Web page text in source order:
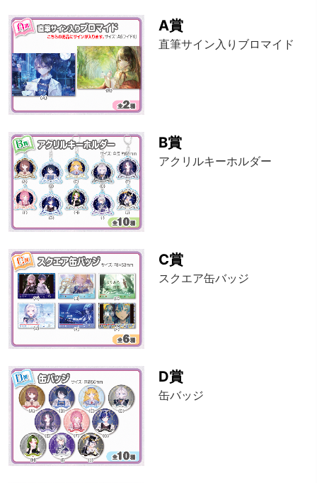
A賞
直筆サイン入りブロマイド
B賞
アクリルキーホルダー
C賞
スクエア缶バッジ
D賞
缶バッジ